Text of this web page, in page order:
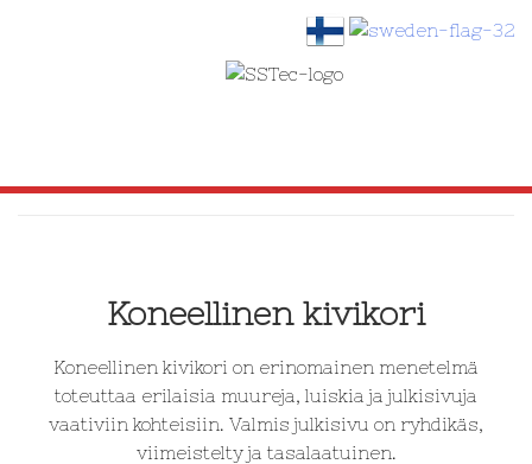
Koneellinen kivikori
Koneellinen kivikori on erinomainen menetelmä
toteuttaa erilaisia muureja, luiskia ja julkisivuja
vaativiin kohteisiin. Valmis julkisivu on ryhdikäs,
viimeistelty ja tasalaatuinen.